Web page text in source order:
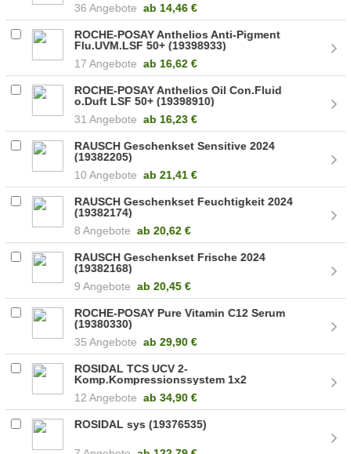
36 Angebote ab 14,46 €
ROCHE-POSAY Anthelios Anti-Pigment
Flu.UVM.LSF 50+ (19398933)
17 Angebote ab 16,62 €
ROCHE-POSAY Anthelios Oil Con.Fluid
o.Duft LSF 50+ (19398910)
31 Angebote ab 16,23 €
RAUSCH Geschenkset Sensitive 2024
(19382205)
10 Angebote ab 21,41 €
RAUSCH Geschenkset Feuchtigkeit 2024
(19382174)
8 Angebote ab 20,62 €
RAUSCH Geschenkset Frische 2024
(19382168)
9 Angebote ab 20,45 €
ROCHE-POSAY Pure Vitamin C12 Serum
(19380330)
35 Angebote ab 29,90 €
ROSIDAL TCS UCV 2-
Komp.Kompressionssystem 1x2
12 Angebote ab 34,90 €
ROSIDAL sys (19376535)